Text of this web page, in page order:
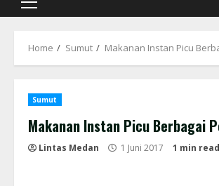
Primary
Home Sumut Makanan Instan Picu
Sumut
Makanan Instan Picu Berbagai
Lintas Medan 1 Juni 2017 1 min read